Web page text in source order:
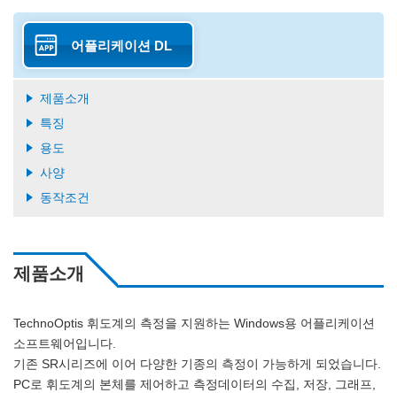
어플리케이션 DL
제품소개
특징
용도
사양
동작조건
제품소개
TechnoOptis 휘도계의 측정을 지원하는 Windows용 어플리케이션
소프트웨어입니다.
기존 SR시리즈에 이어 다양한 기종의 측정이 가능하게 되었습니다.
PC로 휘도계의 본체를 제어하고 측정데이터의 수집, 저장, 그래프,